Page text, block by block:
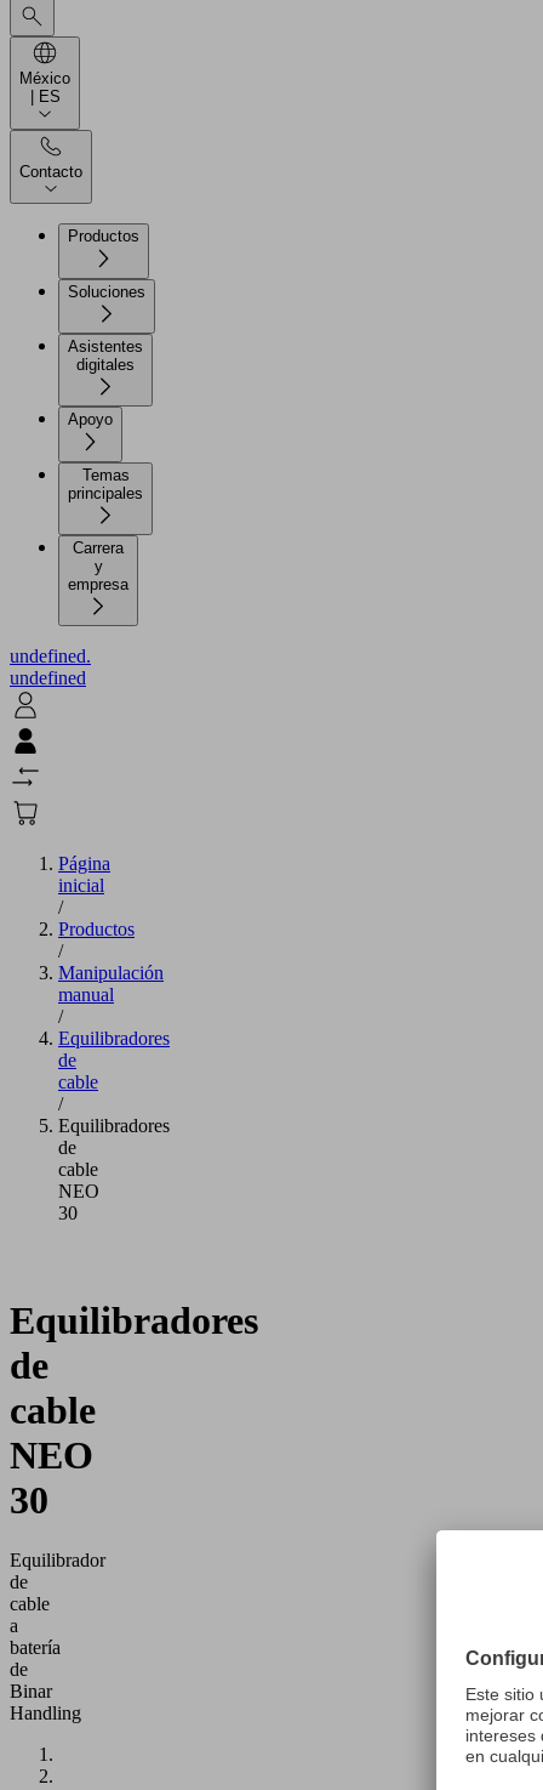
México
| ES
Contacto
Productos
Soluciones
Asistentes
Apoyo
Temas
principales
Carrera
y
empresa
undefined.
undefined
Página
inicial
/
Productos
/
Manipulación
manual
/
Equilibradores
de
cable
/
Equilibradores
de
cable
NEO
30
Equilibradores
de
cable
NEO
30
Equilibrador
de
cable
a
batería
de
Binar
Handling